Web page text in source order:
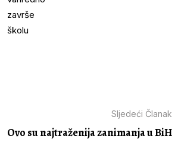
Sljedeći Članak
Ovo su najtraženija zanimanja u BiH